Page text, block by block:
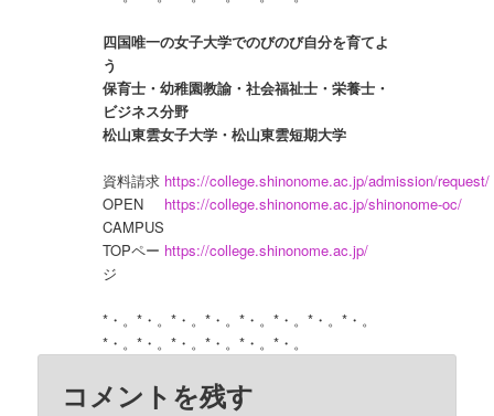
四国唯一の女子大学でのびのび自分を育てよ
う
保育士・幼稚園教諭・社会福祉士・栄養士・
ビジネス分野
資料請求 https://college.shinonome.ac.jp/admission/request/
OPEN
CAMPUS
https://college.shinonome.ac.jp/shinonome-oc/
TOPペー
ジ
https://college.shinonome.ac.jp/
*・。*・。*・。*・。*・。*・。*・。*・。
コメントを残す